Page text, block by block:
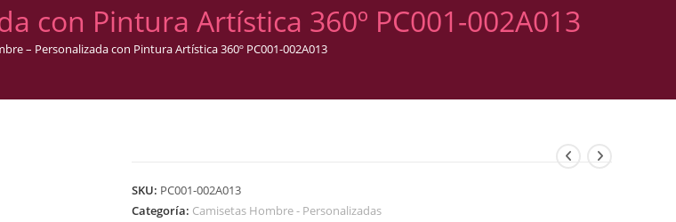
con Pintura Artística 360º PC001-002A013
– Personalizada con Pintura Artística 360º PC001-002A013
SKU: PC001-002A013
Categoría: Camisetas Hombre - Personalizadas